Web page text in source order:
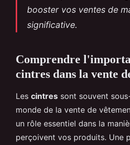
booster vos ventes de
significative.
Comprendre
cintres dans la vente
Les cintres sont souvent
monde de la vente de
un rôle essentiel dans la
perçoivent vos produits. Une